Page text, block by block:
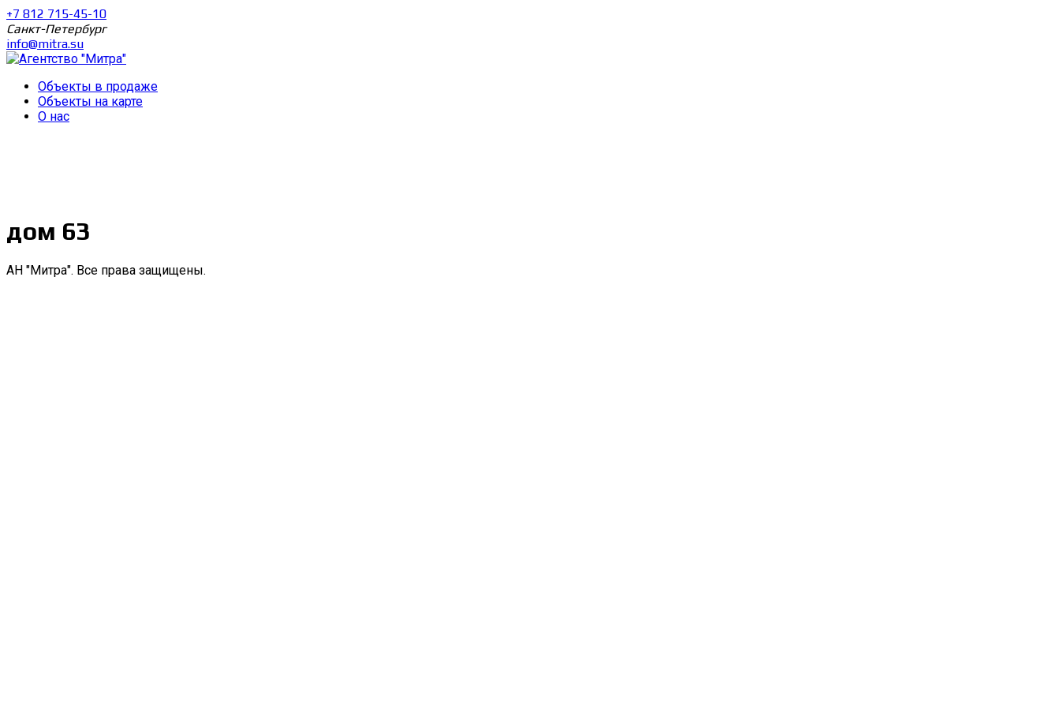
+7 812 715-45-10
Санкт-Петербург
info@mitra.su
Объекты в продаже
Объекты на карте
О нас
дом 63
АН "Митра". Все права защищены.